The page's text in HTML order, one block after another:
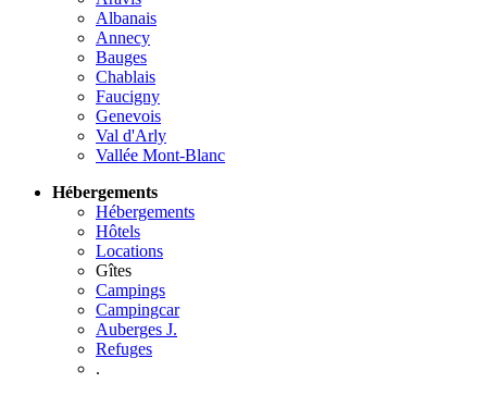
Albanais
Annecy
Bauges
Chablais
Faucigny
Genevois
Val d'Arly
Vallée Mont-Blanc
Hébergements
Hébergements
Hôtels
Locations
Gîtes
Campings
Campingcar
Auberges J.
Refuges
.